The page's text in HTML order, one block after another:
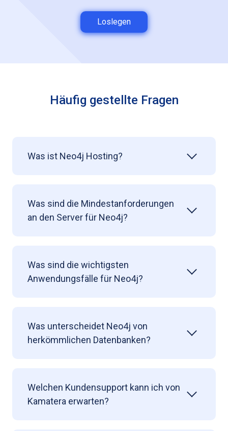
Loslegen
Häufig gestellte Fragen
Was ist Neo4j Hosting?
Was sind die Mindestanforderungen
an den Server für Neo4j?
Was sind die wichtigsten
Anwendungsfälle für Neo4j?
Was unterscheidet Neo4j von
herkömmlichen Datenbanken?
Welchen Kundensupport kann ich von
Kamatera erwarten?